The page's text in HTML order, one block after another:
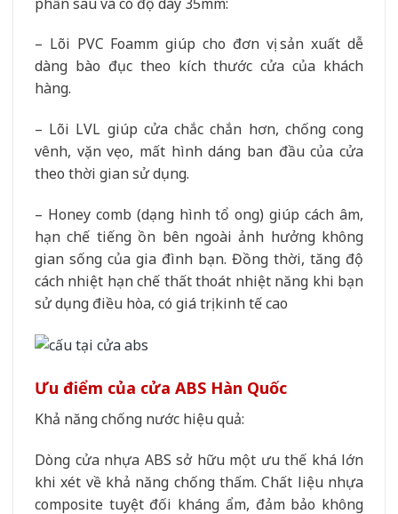
– Lõi PVC Foamm giúp cho đơn vị sản xuất dễ
dàng bào đục theo kích thước cửa của khách
hàng.
– Lõi LVL giúp cửa chắc chắn hơn, chống cong
vênh, vặn vẹo, mất hình dáng ban đầu của cửa
theo thời gian sử dụng.
– Honey comb (dạng hình tổ ong) giúp cách âm,
hạn chế tiếng ồn bên ngoài ảnh hưởng không
gian sống của gia đình bạn. Đồng thời, tăng độ
cách nhiệt hạn chế thất thoát nhiệt năng khi bạn
sử dụng điều hòa, có giá trị kinh tế cao
Ưu điểm của cửa ABS Hàn Quốc
Khả năng chống nước hiệu quả:
Dòng cửa nhựa ABS sở hữu một ưu thế khá lớn
khi xét về khả năng chống thấm. Chất liệu nhựa
composite tuyệt đối kháng ẩm, đảm bảo không